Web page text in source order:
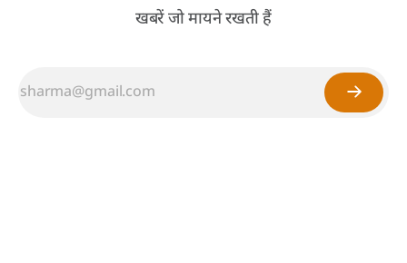
खबरें जो मायने रखती हैं